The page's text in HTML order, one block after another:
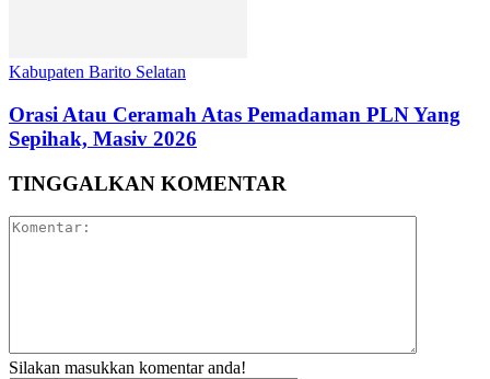
Kabupaten Barito Selatan
Orasi Atau Ceramah Atas Pemadaman PLN Yang
Sepihak, Masiv 2026
TINGGALKAN KOMENTAR
Silakan masukkan komentar anda!